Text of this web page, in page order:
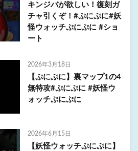
キンジバが欲しい！復刻ガ
チャ引くぞ！#ぷにぷに#妖
怪ウォッチぷにぷに #ショ
ート
2026年3月18日
【ぷにぷに】裏マップ1の4
無特攻#ぷにぷに #妖怪ウ
ォッチぷにぷに
2026年6月15日
【妖怪ウォッチぷにぷに】